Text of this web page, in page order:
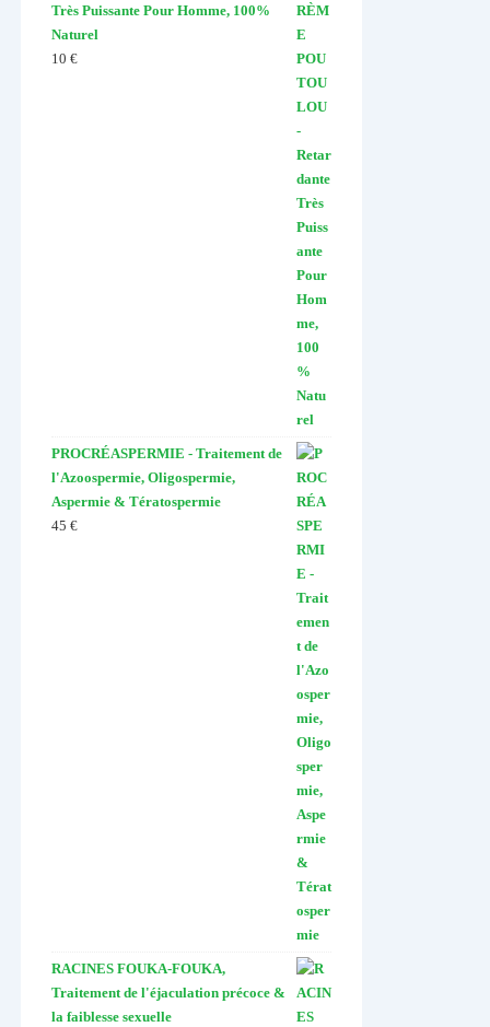
Très Puissante Pour Homme, 100%
Naturel
10 €
PROCRÉASPERMIE - Traitement de
l'Azoospermie, Oligospermie,
Aspermie & Tératospermie
45 €
RACINES FOUKA-FOUKA,
Traitement de l'éjaculation précoce &
la faiblesse sexuelle